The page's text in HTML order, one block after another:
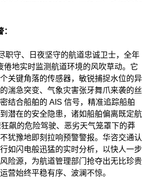
职守、日夜坚守的航道忠诚卫士，全年
倦地实时监测航道环境的风吹草动。它
关键角落的传感器，敏锐捕捉水位的异
湍急突变、气象灾害张牙舞爪来袭的丝
结合船舶的 AIS 信号，精准追踪船舶
潜在的安全隐患，诸如船舶偏离既定航
狂飙的危险驾驶、恶劣天气笼罩下的莽
犹豫地即刻拉响预警警报。华咨交通认
如闪电般迅猛的实时分析，以快人一步
险源，为航道管理部门抢夺出无比珍贵
营始终平稳有序、波澜不惊。